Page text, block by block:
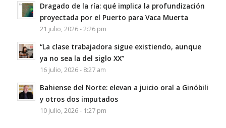
Dragado de la ría: qué implica la profundización
proyectada por el Puerto para Vaca Muerta
21 julio, 2026 - 2:26 pm
“La clase trabajadora sigue existiendo, aunque
ya no sea la del siglo XX”
16 julio, 2026 - 8:27 am
Bahiense del Norte: elevan a juicio oral a Ginóbili
y otros dos imputados
10 julio, 2026 - 1:27 pm